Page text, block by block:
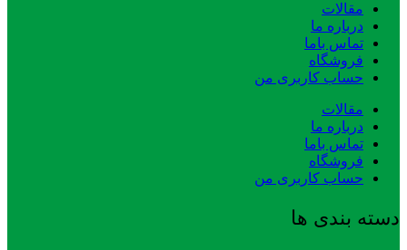
مقالات
درباره ما
تماس باما
فروشگاه
حساب کاربری من
مقالات
درباره ما
تماس باما
فروشگاه
حساب کاربری من
دسته بندی ها